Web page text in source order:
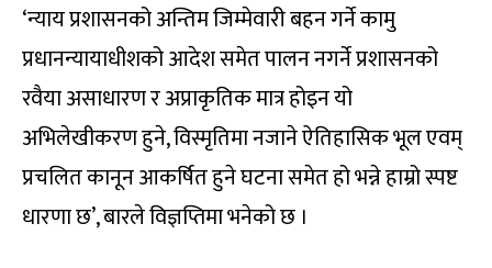
‘न्याय प्रशासनको अन्तिम जिम्मेवारी बहन गर्ने कामु
प्रधानन्यायाधीशको आदेश समेत पालन नगर्ने प्रशासनको
रवैया असाधारण र अप्राकृतिक मात्र होइन यो
अभिलेखीकरण हुने, विस्मृतिमा नजाने ऐतिहासिक भूल एवम्
प्रचलित कानून आकर्षित हुने घटना समेत हो भन्ने हाम्रो स्पष्ट
धारणा छ’, बारले विज्ञप्तिमा भनेको छ ।